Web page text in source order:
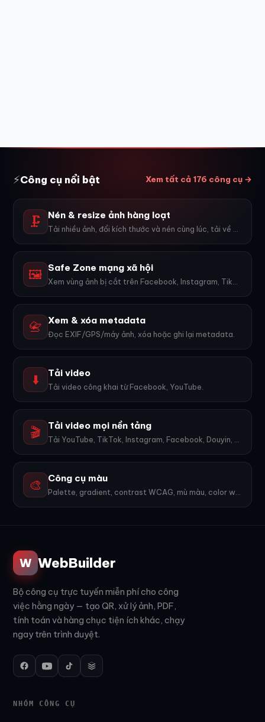
⚡Công cụ nổi bật Xem tất cả 176 công cụ →
🗜️ Nén & resize ảnh hàng loạt
Tải nhiều ảnh, đổi kích thước và nén cùng lúc, tải về ZIP.
🖼️ Safe Zone mạng xã hội
Xem vùng ảnh bị cắt trên Facebook, Instagram, TikTok, YouTube...
📇 Xem & xóa metadata
Đọc EXIF/GPS/máy ảnh, xóa hoặc ghi lại metadata.
⬇️ Tải video
Tải video công khai từ Facebook, YouTube.
🎬 Tải video mọi nền tảng
Tải YouTube, TikTok, Instagram, Facebook, Douyin, Bilibili, X... 1600+ nền tảng, không watermark.
🎨 Công cụ màu
Palette, gradient, contrast WCAG, mù màu, color wheel, export PNG. 9 công cụ.
W WebBuilder
Bộ công cụ trực tuyến miễn phí cho công
việc hằng ngày — tạo QR, xử lý ảnh, PDF,
tính toán và hàng chục tiện ích khác, chạy
ngay trên trình duyệt.
NHÓM CÔNG CỤ